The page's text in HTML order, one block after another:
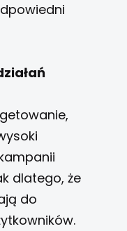
dlatego, że
do